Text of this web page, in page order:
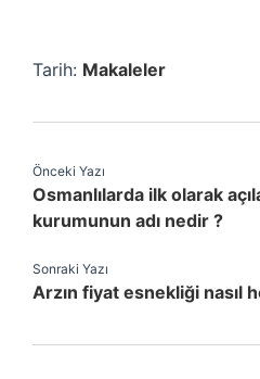
Tarih: Makaleler
Önceki Yazı
Osmanlılarda ilk olarak
kurumunun adı nedir ?
Sonraki Yazı
Arzın fiyat esnekliği nasıl